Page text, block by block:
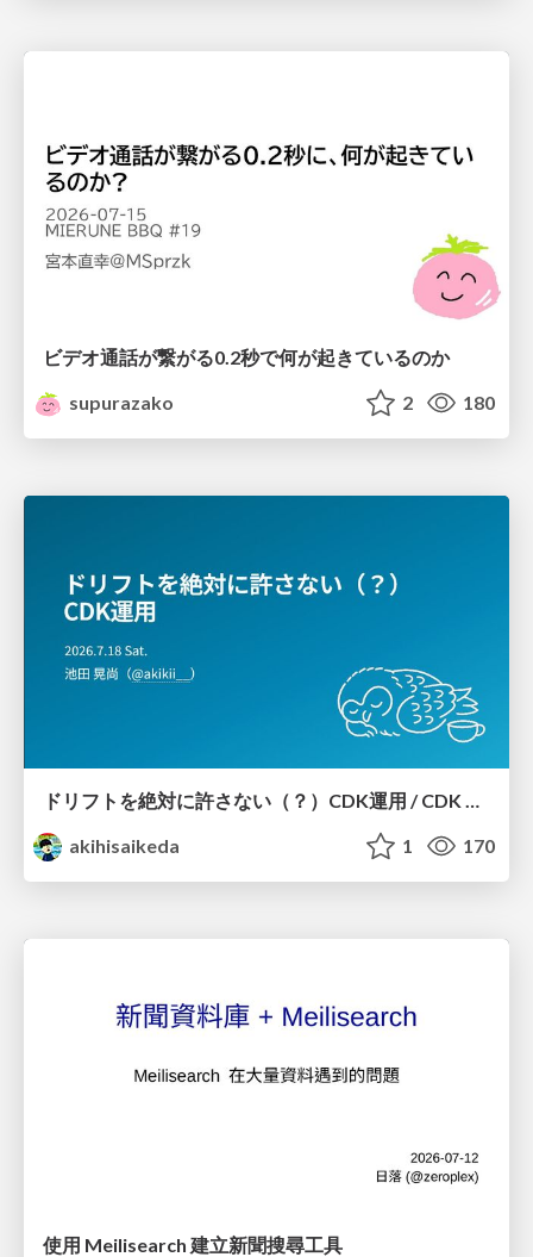
ビデオ通話が繋がる0.2秒で何が起きているのか
supurazako
2 180
ドリフトを絶対に許さない（？）CDK運用 / CDK Ops with Zero Tolerance for Drifts (?)
akihisaikeda
1 170
使用 Meilisearch 建立新聞搜尋工具